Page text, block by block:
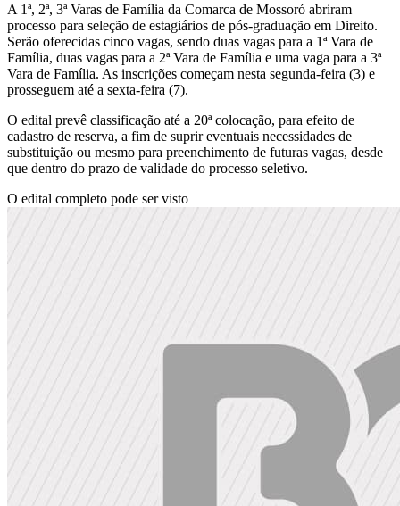
A 1ª, 2ª, 3ª Varas de Família da Comarca de Mossoró abriram
processo para seleção de estagiários de pós-graduação em Direito.
Serão oferecidas cinco vagas, sendo duas vagas para a 1ª Vara de
Família, duas vagas para a 2ª Vara de Família e uma vaga para a 3ª
Vara de Família. As inscrições começam nesta segunda-feira (3) e
prosseguem até a sexta-feira (7).
O edital prevê classificação até a 20ª colocação, para efeito de
cadastro de reserva, a fim de suprir eventuais necessidades de
substituição ou mesmo para preenchimento de futuras vagas, desde
que dentro do prazo de validade do processo seletivo.
O edital completo pode ser visto